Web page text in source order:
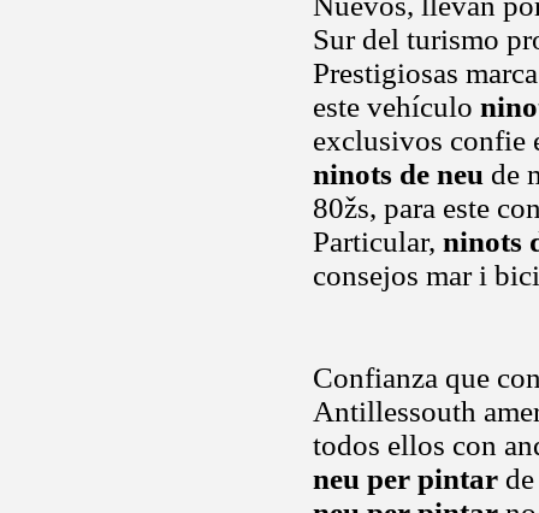
Sur del turismo
Prestigiosas
este vehículo
exclusivos confie
ninots de neu de
80žs, para este
Particular, ninots
consejos mar i
Confianza que
Antillessouth
todos ellos con
neu per pintar